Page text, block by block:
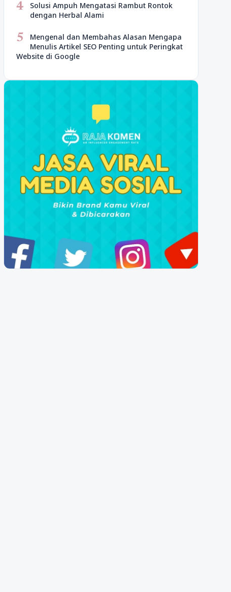
4
Solusi Ampuh Mengatasi Rambut Rontok
dengan Herbal Alami
5
Mengenal dan Membahas Alasan Mengapa
Menulis Artikel SEO Penting untuk Peringkat
Website di Google